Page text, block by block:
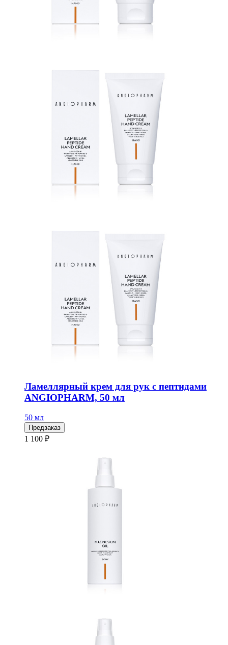
Ламеллярный крем для рук с пептидами
ANGIOPHARM, 50 мл
50 мл
Предзаказ
1 100 ₽